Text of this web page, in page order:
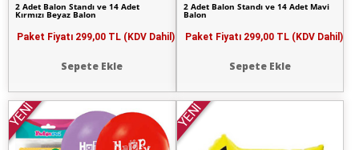
2 Adet Balon Standı ve 14 Adet
Kırmızı Beyaz Balon
Paket Fiyatı 299,00 TL (KDV Dahil)
Sepete Ekle
2 Adet Balon Standı ve 14 Adet Mavi
Balon
Paket Fiyatı 299,00 TL (KDV Dahil)
Sepete Ekle
YENİ YENİ